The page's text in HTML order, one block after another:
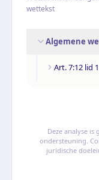
wettekst
Algemene
Art. 7:12 lid
Deze analyse
ondersteuning.
juridische